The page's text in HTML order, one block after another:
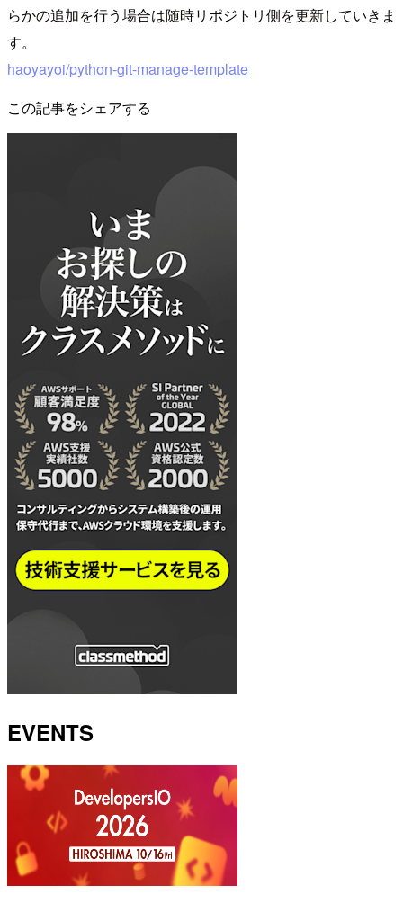
らかの追加を行う場合は随時リポジトリ側を更新していきま
す。
haoyayoi/python-git-manage-template
この記事をシェアする
EVENTS